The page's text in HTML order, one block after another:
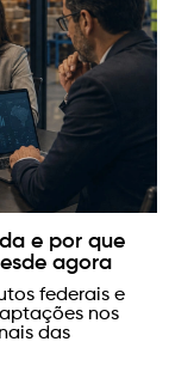
a base
oinventário
estão,
se